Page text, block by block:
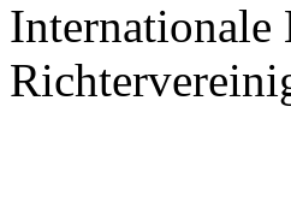
Internationale